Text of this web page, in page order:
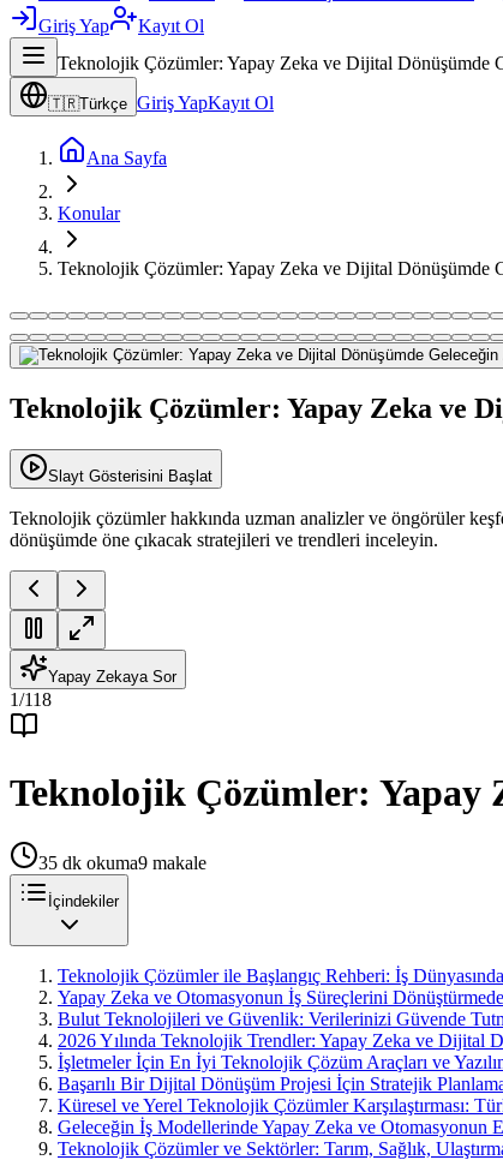
Giriş Yap
Kayıt Ol
Teknolojik Çözümler: Yapay Zeka ve Dijital Dönüşümde
🇹🇷Türkçe Giriş YapKayıt Ol
Ana Sayfa
Konular
Teknolojik Çözümler: Yapay Zeka ve Dijital Dönüşümde
Teknolojik Çözümler: Yapay Zeka ve
Slayt Gösterisini Başlat
Teknolojik çözümler hakkında uzman analizler ve öngörüler
dönüşümde öne çıkacak stratejileri ve trendleri inceleyin.
Yapay Zekaya Sor
1/118
Teknolojik Çözümler: Yapay
35 dk okuma9 makale
İçindekiler
Teknolojik Çözümler ile Başlangıç Rehberi: İş
Yapay Zeka ve Otomasyonun İş Süreçlerini
Bulut Teknolojileri ve Güvenlik: Verilerinizi Güvende
2026 Yılında Teknolojik Trendler: Yapay Zeka ve Dijital
İşletmeler İçin En İyi Teknolojik Çözüm Araçları ve
Başarılı Bir Dijital Dönüşüm Projesi İçin Stratejik
Küresel ve Yerel Teknolojik Çözümler Karşılaştırması:
Geleceğin İş Modellerinde Yapay Zeka ve Otomasyonun
Teknolojik Çözümler ve Sektörler: Tarım, Sağlık,